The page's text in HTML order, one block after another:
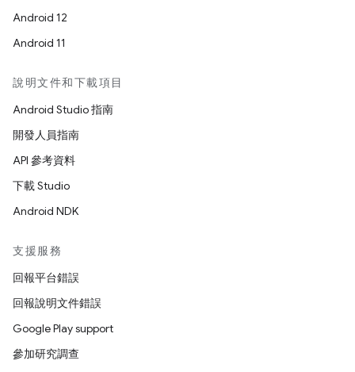
Android 12
Android 11
說明文件和下載項目
Android Studio 指南
開發人員指南
API 參考資料
下載 Studio
Android NDK
支援服務
回報平台錯誤
回報說明文件錯誤
Google Play support
參加研究調查